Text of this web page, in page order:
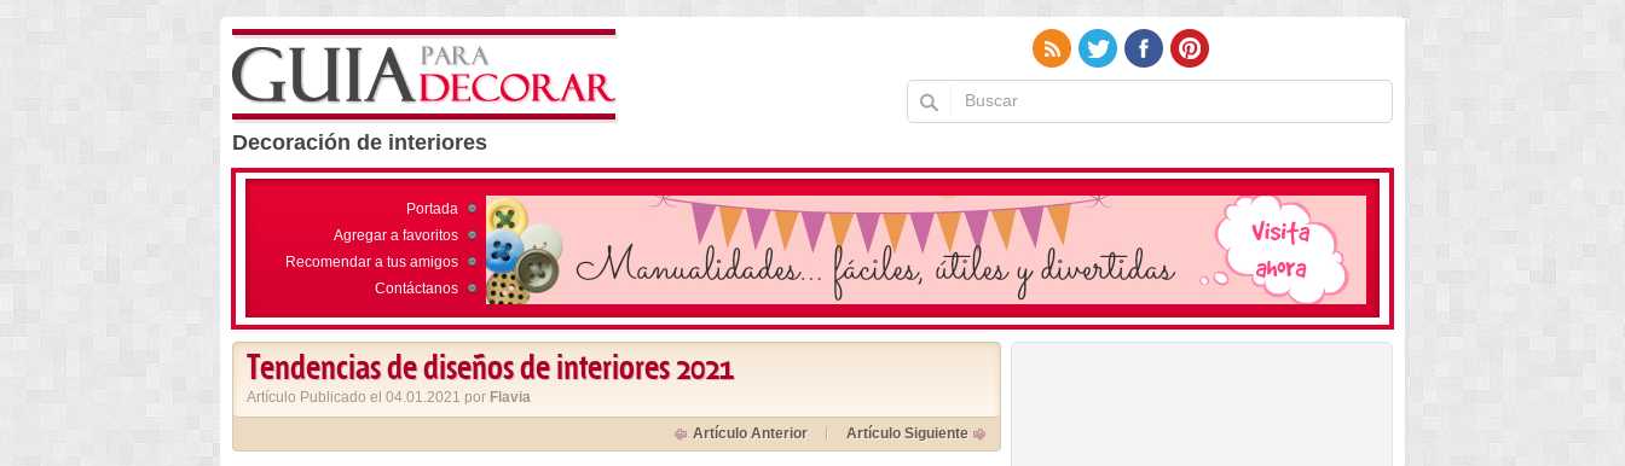
Decoración de interiores
Portada
Agregar a favoritos
Recomendar a tus amigos
Contáctanos
Tendencias de diseños de interiores 2021
Artículo Publicado el 04.01.2021 por Flavia
Artículo Anterior Artículo Siguiente